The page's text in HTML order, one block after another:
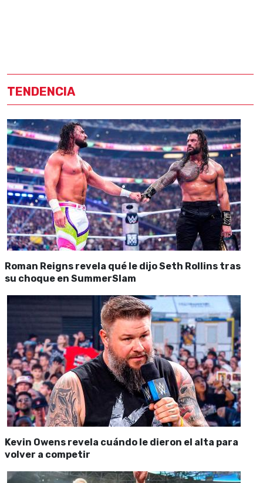
TENDENCIA
Roman Reigns revela qué le dijo Seth Rollins tras
su choque en SummerSlam
Kevin Owens revela cuándo le dieron el alta para
volver a competir